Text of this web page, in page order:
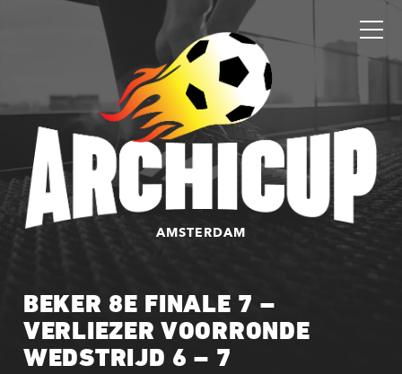
AMSTERDAM
BEKER 8E FINALE 7 –
VERLIEZER VOORRONDE
WEDSTRIJD 6 – 7